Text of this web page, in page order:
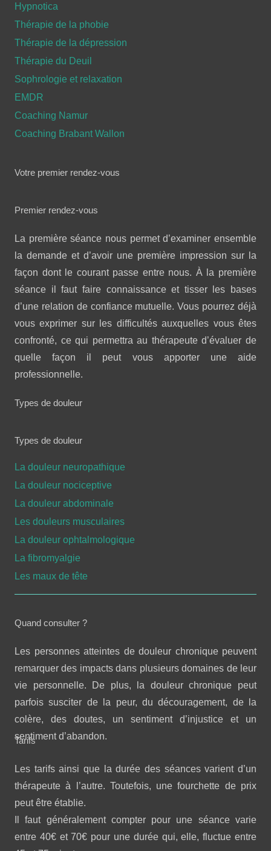
Hypnotica
Thérapie de la phobie
Thérapie de la dépression
Thérapie du Deuil
Sophrologie et relaxation
EMDR
Coaching Namur
Coaching Brabant Wallon
Votre premier rendez-vous
Premier rendez-vous
La première séance nous permet d’examiner ensemble
la demande et d’avoir une première impression sur la
façon dont le courant passe entre nous. À la première
séance il faut faire connaissance et tisser les bases
d’une relation de confiance mutuelle. Vous pourrez déjà
vous exprimer sur les difficultés auxquelles vous êtes
confronté, ce qui permettra au thérapeute d’évaluer de
quelle façon il peut vous apporter une aide
professionnelle.
Types de douleur
Types de douleur
La douleur neuropathique
La douleur nociceptive
La douleur abdominale
Les douleurs musculaires
La douleur ophtalmologique
La fibromyalgie
Les maux de tête
Quand consulter ?
Les personnes atteintes de douleur chronique peuvent
remarquer des impacts dans plusieurs domaines de leur
vie personnelle. De plus, la douleur chronique peut
parfois susciter de la peur, du découragement, de la
colère, des doutes, un sentiment d’injustice et un
sentiment d’abandon.
Tarifs
Les tarifs ainsi que la durée des séances varient d’un
thérapeute à l’autre. Toutefois, une fourchette de prix
peut être établie.
Il faut généralement compter pour une séance varie
entre 40€ et 70€ pour une durée qui, elle, fluctue entre